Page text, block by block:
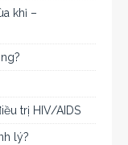
khỉ –
trị HIV/AIDS
lý?